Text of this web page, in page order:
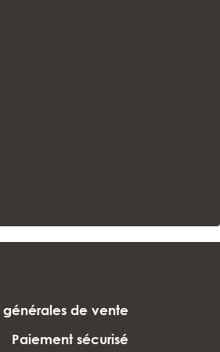
générales de vente
Paiement sécurisé